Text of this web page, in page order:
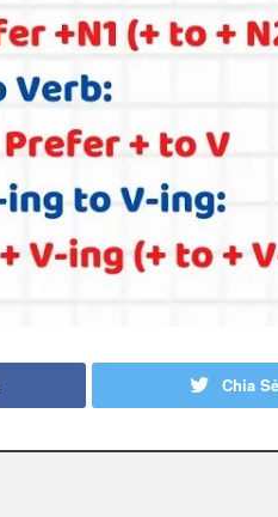
Chia